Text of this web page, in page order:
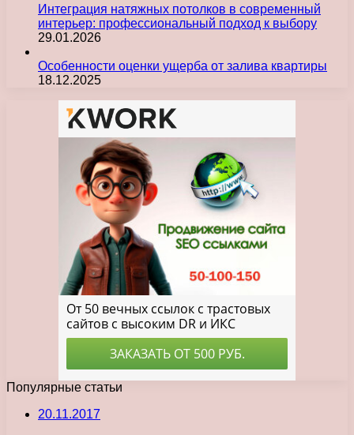
Интеграция натяжных потолков в современный
интерьер: профессиональный подход к выбору
29.01.2026
Особенности оценки ущерба от залива квартиры
18.12.2025
Популярные статьи
20.11.2017